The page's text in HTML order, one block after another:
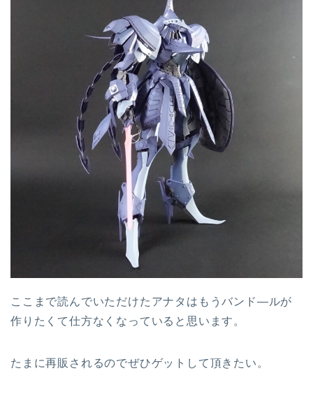
ここまで読んでいただけたアナタはもうバンド―ルが
作りたくて仕方なくなっていると思います。
たまに再販されるのでぜひゲットして頂きたい。